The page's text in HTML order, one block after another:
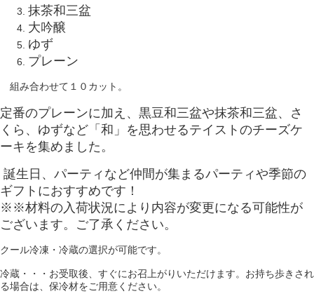
抹茶和三盆
大吟醸
ゆず
プレーン
組み合わせて１０カット。
定番のプレーンに加え、黒豆和三盆や抹茶和三盆、さ
くら、ゆずなど「和」を思わせるテイストのチーズケ
ーキを集めました。
誕生日、パーティなど仲間が集まるパーティや季節の
ギフトにおすすめです！
※※材料の入荷状況により内容が変更になる可能性が
ございます。ご了承ください。
クール冷凍・冷蔵の選択が可能です。
冷蔵・・・お受取後、すぐにお召上がりいただけます。お持ち歩きされ
る場合は、保冷材をご用意ください。